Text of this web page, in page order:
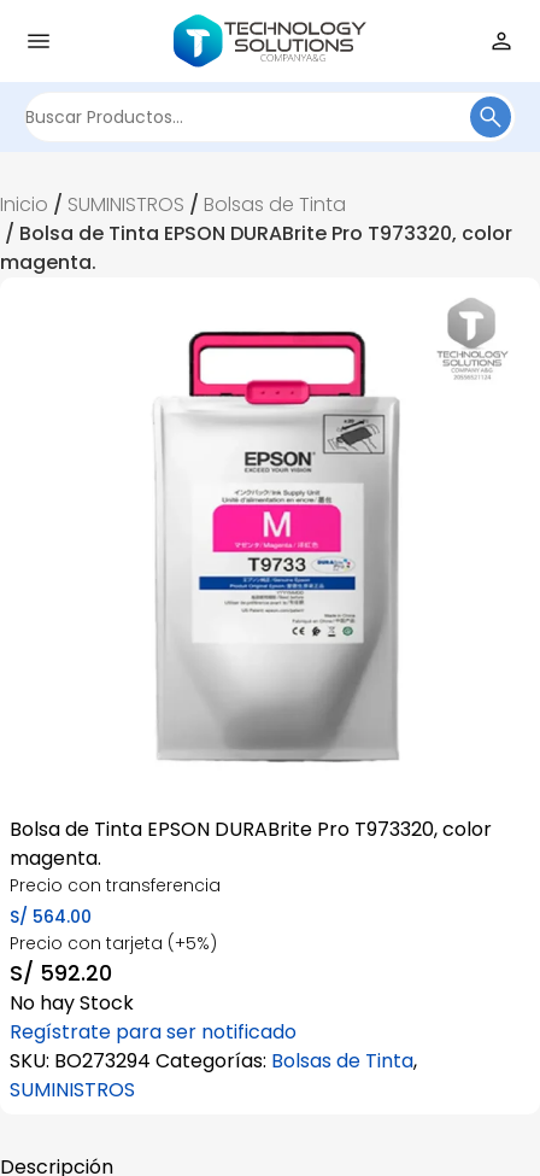
Inicio / SUMINISTROS / Bolsas de Tinta
/ Bolsa de Tinta EPSON DURABrite Pro T973320, color
magenta.
Bolsa de Tinta EPSON DURABrite Pro T973320, color
magenta.
Precio con transferencia
S/ 564.00
Precio con tarjeta (+5%)
S/ 592.20
No hay Stock
Regístrate para ser notificado
SKU: BO273294 Categorías: Bolsas de Tinta,
SUMINISTROS
Descripción